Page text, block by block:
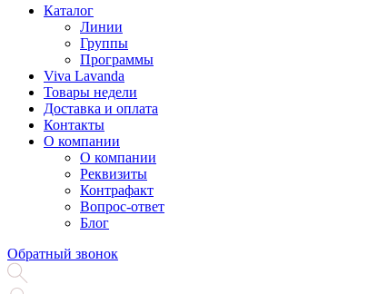
Каталог
Линии
Группы
Программы
Viva Lavanda
Товары недели
Доставка и оплата
Контакты
О компании
О компании
Реквизиты
Контрафакт
Вопрос-ответ
Блог
Обратный звонок